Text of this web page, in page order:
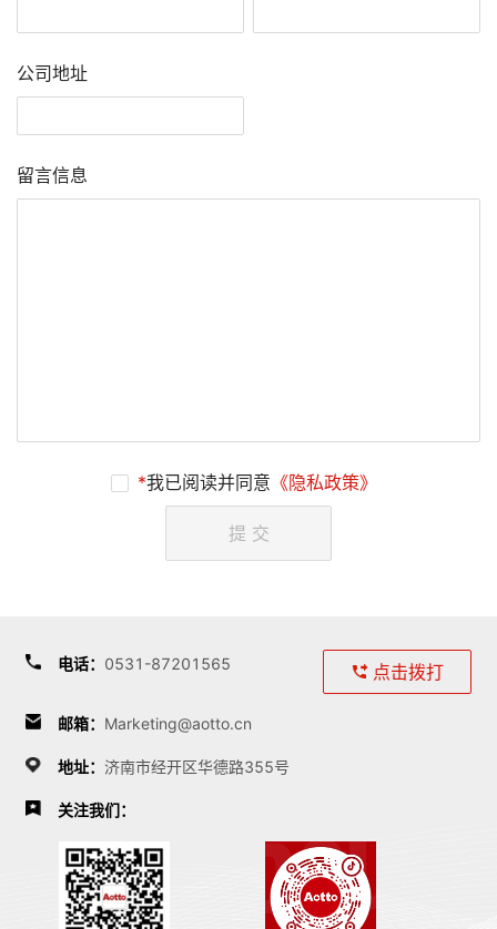
公司地址
留言信息
*我已阅读并同意 《隐私政策》
提 交
电话： 0531-87201565 点击拨打
邮箱： Marketing@aotto.cn
地址： 济南市经开区华德路355号
关注我们：